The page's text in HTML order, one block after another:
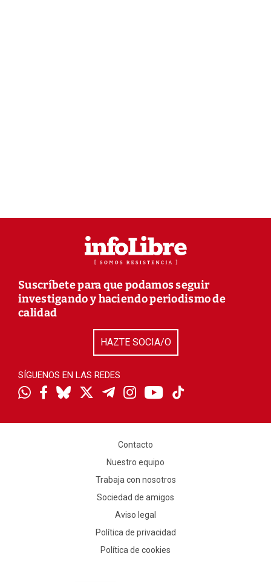
Suscríbete para que podamos seguir
investigando y haciendo periodismo de
calidad
HAZTE SOCIA/O
SÍGUENOS EN LAS REDES
Contacto
Nuestro equipo
Trabaja con nosotros
Sociedad de amigos
Aviso legal
Política de privacidad
Política de cookies